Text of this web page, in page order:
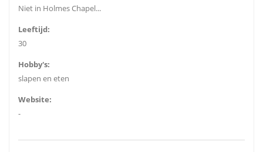
Niet in Holmes Chapel...
Leeftijd:
30
Hobby's:
slapen en eten
Website:
-